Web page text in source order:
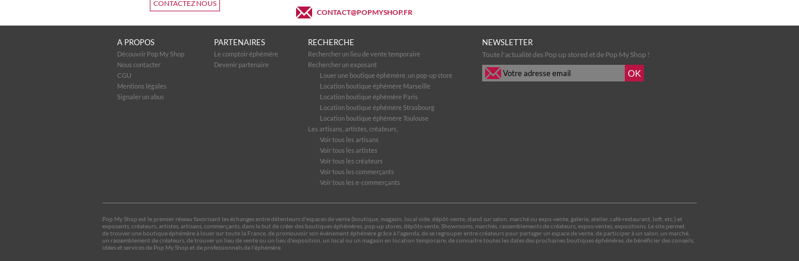
CONTACTEZ NOUS
CONTACT@POPMYSHOP.FR
A PROPOS
Découvrir Pop My Shop
Nous contacter
CGU
Mentions légales
Signaler un abus
PARTENAIRES
Le comptoir éphémére
Devenir partenaire
RECHERCHE
Rechercher un lieu de vente temporaire
Rechercher un exposant
Louer une boutique éphémère, un pop-up store
Location boutique éphémère Marseille
Location boutique éphémère Paris
Location boutique éphémère Strasbourg
Location boutique éphémère Toulouse
Les artisans, artistes, créateurs,
Voir tous les artisans
Voir tous les artistes
Voir tous les créateurs
Voir tous les commerçants
Voir tous les e-commerçants
NEWSLETTER
Toute l'actualité des Pop up stored et de Pop My Shop !
Pop My Shop est le premier réseau favorisant les échanges entre détenteurs d'espaces de vente (boutique, magasin, local vide, dépôt-vente, stand sur salon, marché ou expo-vente, galerie, atelier, café-restaurant, loft, etc.) et
exposants, créateurs, artistes, artisans, commerçants, dans le but de créer des boutiques éphémères, pop-up stores, dépôts-vente, Showrooms, marchés, rassemblements de créateurs, expos-ventes, expositions. Le site permet
de trouver une boutique éphémère à louer sur toute la France, de promouvoir son évènement éphémère grâce à l'agenda, de se regrouper entre créateurs pour partager un espace de vente, de participer à un salon, un marché,
un rassemblement de créateurs, de trouver un lieu de vente ou un lieu d'exposition, un local ou un magasin en location temporaire, de connaitre toutes les dates des prochaines boutiques éphémères, de bénéficier des conseils,
idées et services de Pop My Shop et de professionnels de l'éphémère.